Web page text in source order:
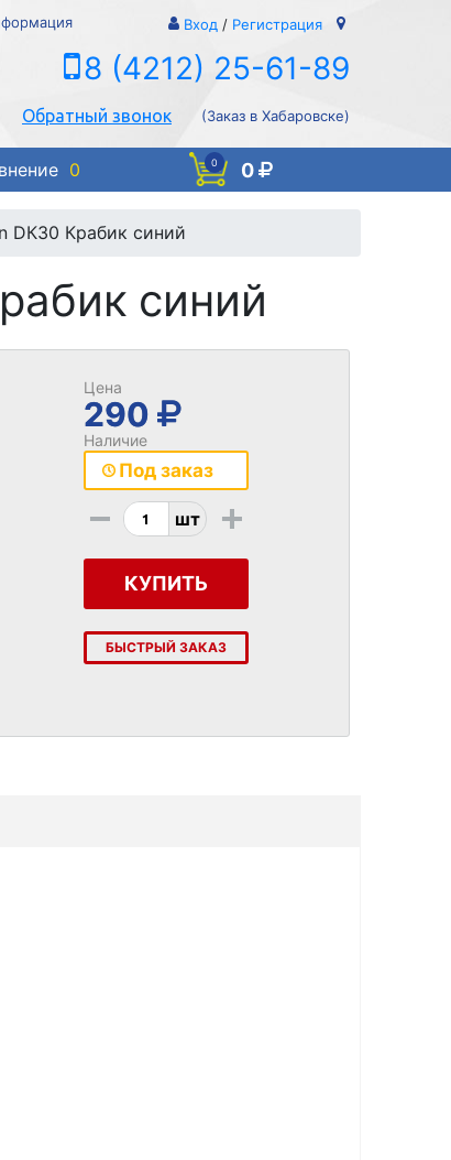
Вход / Регистрация
8 (4212) 25-61-89
Обратный звонок (Заказ в Хабаровске)
0 0 0
DК30 Крабик синий
синий
Цена
290
Наличие
Под заказ
- шт +
КУПИТЬ
БЫСТРЫЙ ЗАКАЗ